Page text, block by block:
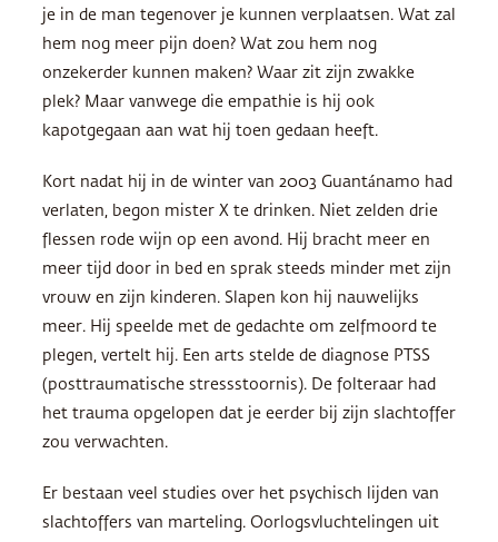
je in de man tegenover je kunnen verplaatsen. Wat zal
hem nog meer pijn doen? Wat zou hem nog
onzekerder kunnen maken? Waar zit zijn zwakke
plek? Maar vanwege die empathie is hij ook
kapotgegaan aan wat hij toen gedaan heeft.
Kort nadat hij in de winter van 2003 Guantánamo had
verlaten, begon mister X te drinken. Niet zelden drie
flessen rode wijn op een avond. Hij bracht meer en
meer tijd door in bed en sprak steeds minder met zijn
vrouw en zijn kinderen. Slapen kon hij nauwelijks
meer. Hij speelde met de gedachte om zelfmoord te
plegen, vertelt hij. Een arts stelde de diagnose PTSS
(posttraumatische stressstoornis). De folteraar had
het trauma opgelopen dat je eerder bij zijn slachtoffer
zou verwachten.
Er bestaan veel studies over het psychisch lijden van
slachtoffers van marteling. Oorlogsvluchtelingen uit